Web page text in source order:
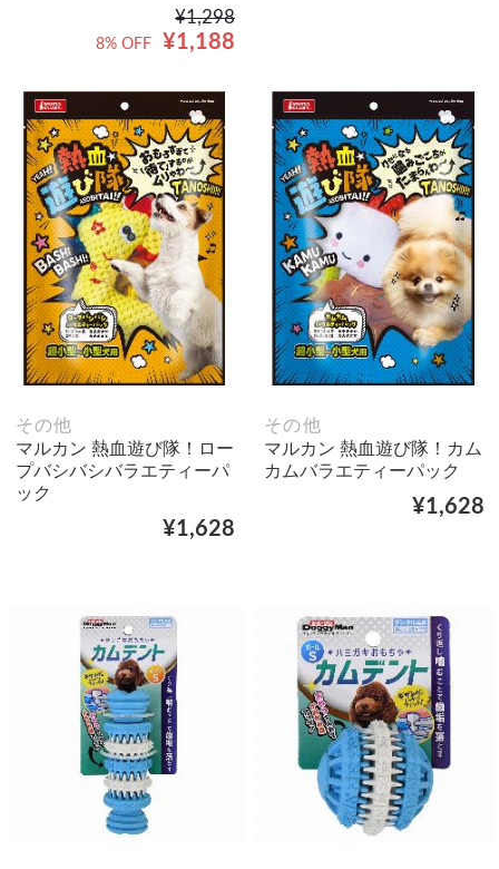
¥1,298
¥1,188
8% OFF
その他
マルカン 熱血遊び隊！ロー
プバシバシバラエティーパ
ック
¥1,628
その他
マルカン 熱血遊び隊！カム
カムバラエティーパック
¥1,628